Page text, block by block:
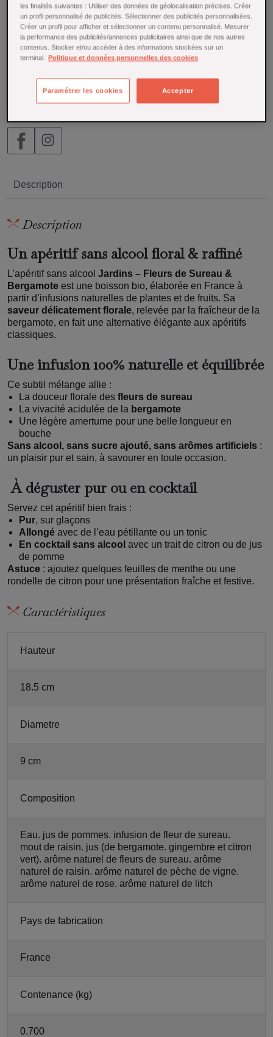
En rupture de stock
29,00 €
 AJOUTER AU PANIER
Description
Description
Un apéritif sans alcool floral & raffiné
L’apéritif sans alcool Jardins – Fleurs de Sureau &
Bergamote est une boisson bio, élaborée en France à
partir d’infusions naturelles de plantes et de fruits. Sa
saveur délicatement florale, relevée par la fraîcheur de la
bergamote, en fait une alternative élégante aux apéritifs
classiques.
Une infusion 100% naturelle et équilibrée
Ce subtil mélange allie :
La douceur florale desfleurs de sureau
La vivacité acidulée de la bergamote
Une légère amertume pour une belle longueur en
bouche
Sans alcool, sans sucre ajouté, sans arômes artificiels :
un plaisir pur et sain, à savourer en toute occasion.
À déguster pur ou en cocktail
Servez cet apéritif bien frais :
Pur, sur glaçons
Allongé avec de l’eau pétillante ou un tonic
En cocktail sans alcool avec un trait de citron ou de jus
de pomme
Astuce : ajoutez quelques feuilles de menthe ou une
rondelle de citron pour une présentation fraîche et festive.
Caractéristiques
Hauteur
18.5 cm
Diametre
9 cm
Composition
Eau. jus de pommes. infusion de fleur de sureau.
mout de raisin. jus (de bergamote. gingembre et citron
vert). arôme naturel de fleurs de sureau. arôme
naturel de raisin. arôme naturel de pèche de vigne.
arôme naturel de rose. arôme naturel de litch
Pays de fabrication
France
Contenance (kg)
0.700
les finalités suivantes : Utiliser des données de géolocalisation précises. Créer
un profil personnalisé de publicités. Sélectionner des publicités personnalisées.
Créer un profil pour afficher et sélectionner un contenu personnalisé. Mesurer
la performance des publicités/annonces publicitaires ainsi que de nos autres
contenus. Stocker et/ou accéder à des informations stockées sur un
terminal.
Politique et données personnelles des cookies
Accepter
Paramétrer les cookies